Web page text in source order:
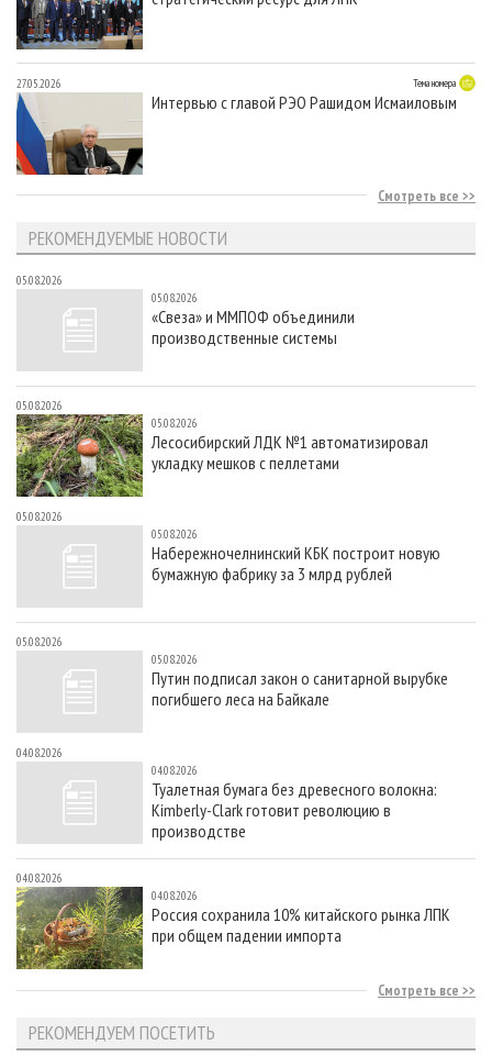
27.05.2026 Тема номера
Интервью с главой РЭО Рашидом Исмаиловым
Смотреть все
РЕКОМЕНДУЕМЫЕ НОВОСТИ
05.08.2026
05.08.2026
«Свеза» и ММПОФ объединили
производственные системы
05.08.2026
05.08.2026
Лесосибирский ЛДК №1 автоматизировал
укладку мешков с пеллетами
05.08.2026
05.08.2026
Набережночелнинский КБК построит новую
бумажную фабрику за 3 млрд рублей
05.08.2026
05.08.2026
Путин подписал закон о санитарной вырубке
погибшего леса на Байкале
04.08.2026
04.08.2026
Туалетная бумага без древесного волокна:
Kimberly-Clark готовит революцию в
производстве
04.08.2026
04.08.2026
Россия сохранила 10% китайского рынка ЛПК
при общем падении импорта
Смотреть все
РЕКОМЕНДУЕМ ПОСЕТИТЬ